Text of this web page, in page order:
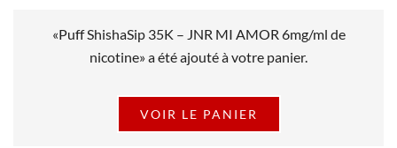
VOIR LE PANIER
«Puff ShishaSip 35K – JNR MI AMOR 6mg/ml de
nicotine» a été ajouté à votre panier.